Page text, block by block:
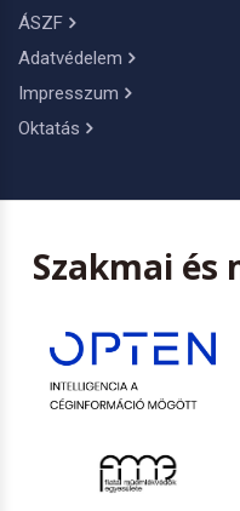
ÁSZF
Adatvédelem
Impresszum
Oktatás
Szakmai